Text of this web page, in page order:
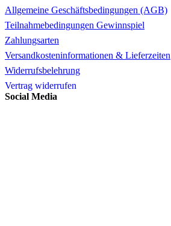
Allgemeine Geschäftsbedingungen (AGB)
Teilnahmebedingungen Gewinnspiel
Zahlungsarten
Versandkosteninformationen & Lieferzeiten
Widerrufsbelehrung
Vertrag widerrufen
Social Media